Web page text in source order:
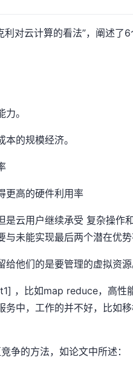
对云计算的看法”，阐述了6
。
的规模经济。
更高的硬件利用率
云用户继续承受 复杂操作
与未能实现最后两个潜在优
他们的是要管理的虚拟资源
，比如map reduce，高性
务中，工作的并不好，比如
争的方法，如论文中所述：